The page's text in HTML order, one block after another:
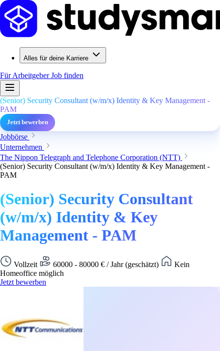
Alles für deine Karriere
Für ArbeitgeberJob finden
(Senior) Security Consultant (w/m/x) Identity & Key Management -
PAM
Jetzt bewerben
Jobbörse
Unternehmen
The Nippon Telegraph and Telephone Corporation (NTT)
(Senior) Security Consultant (w/m/x) Identity & Key Management -
PAM
(Senior) Security Consultant
(w/m/x) Identity & Key
Management - PAM
Vollzeit 60000 - 80000 € / Jahr (geschätzt)
Kein
Homeoffice möglich
Jetzt bewerben